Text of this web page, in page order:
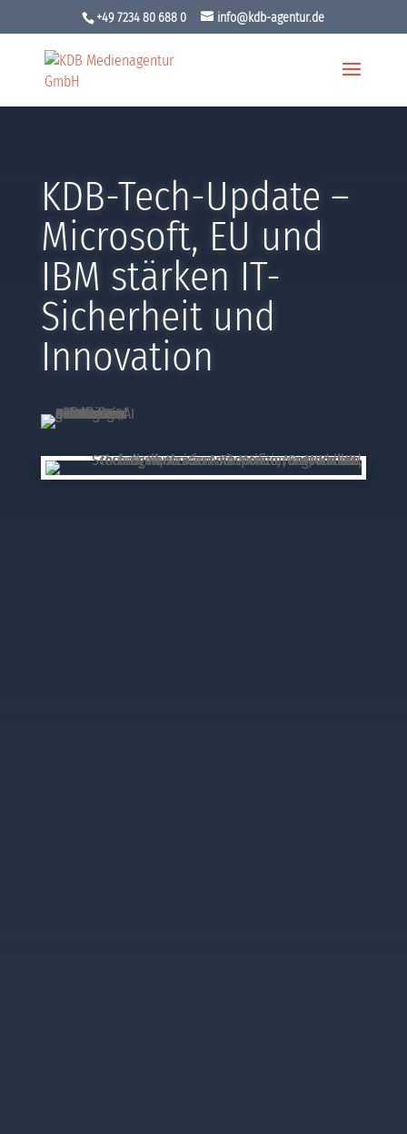
+49 7234 80 688 0 info@kdb-agentur.de
KDB-Tech-Update –
Microsoft, EU und
IBM stärken IT-
Sicherheit und
Innovation